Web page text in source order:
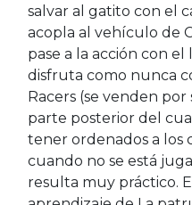
salvar al gatito con el
acopla al vehículo de
pase a la acción con
disfruta como nunca
Racers (se venden por
parte posterior del
tener ordenados a los
cuando no se está
resulta muy práctico.